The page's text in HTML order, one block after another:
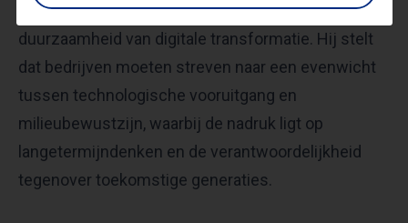
Een aspect dat Bob de Wit vaak aankaart is de
duurzaamheid van digitale transformatie. Hij stelt
dat bedrijven moeten streven naar een evenwicht
tussen technologische vooruitgang en
milieubewustzijn, waarbij de nadruk ligt op
langetermijndenken en de verantwoordelijkheid
tegenover toekomstige generaties.